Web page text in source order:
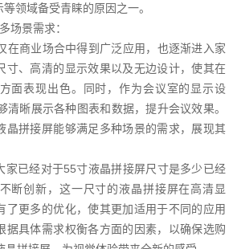
领域备受青睐的原因之一。
场景需求：
在商业场合中得到广泛应用，也逐渐进入家
寸、高清的显示效果以及无边设计，使其在
面表现出色。同时，作为会议室的显示设
清晰展示各种图表和数据，提升会议效果。
晶拼接屏能够满足多种场景的需求，展现其
家已经对于55寸液晶拼接屏尺寸是多少已经
断创新，这一尺寸的液晶拼接屏在高清显
了更多的优化，使其更加适用于不同的应用
据具体需求权衡各方面的因素，以确保选购